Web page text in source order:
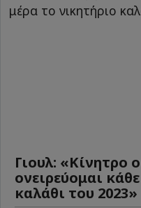
Γιουλ: «Κίνητρο
ονειρεύομαι
καλάθι του 2023»